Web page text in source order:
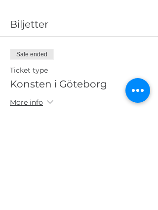
Biljetter
Sale ended
Ticket type
Konsten i Göteborg
More info